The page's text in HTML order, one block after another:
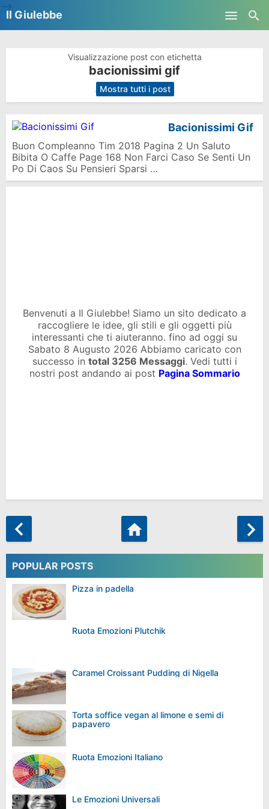
Il Giulebbe
Visualizzazione post con etichetta
bacionissimi gif
. Mostra tutti i post
Bacionissimi Gif
Buon Compleanno Tim 2018 Pagina 2 Un Saluto
Bibita O Caffe Page 168 Non Farci Caso Se Senti Un
Po Di Caos Su Pensieri Sparsi …
Benvenuti a Il Giulebbe! Siamo un sito dedicato a
raccogliere le idee, gli stili e gli oggetti più
interessanti che ti aiuteranno. fino ad oggi su
Sabato 8 Augusto 2026 Abbiamo caricato con
successo in total 3256 Messaggi. Vedi tutti i
nostri post andando ai post Pagina Sommario
POPULAR POSTS
Pizza in padella
Ruota Emozioni Plutchik
Caramel Croissant Pudding di Nigella
Torta soffice vegan al limone e semi di
papavero
Ruota Emozioni Italiano
Le Emozioni Universali